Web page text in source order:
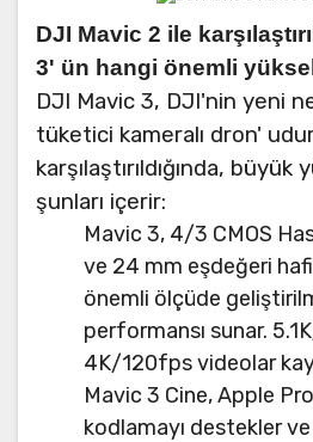
DJI Mavic 2 ile
3' ün hangi önemli
DJI Mavic 3, DJI'nin yeni
tüketici kameralı dron'
karşılaştırıldığında,
şunları içerir:
Mavic 3, 4/3 CMOS
ve 24 mm eşdeğeri
önemli ölçüde
performansı sunar.
4K/120fps videolar
Mavic 3 Cine, Apple
kodlamayı destekler ve